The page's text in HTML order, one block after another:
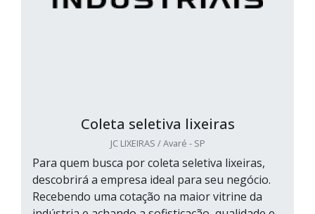
Coleta seletiva lixeiras
JC LIXEIRAS / Avaré - SP
Para quem busca por coleta seletiva lixeiras,
descobrirá a empresa ideal para seu negócio.
Recebendo uma cotação na maior vitrine da